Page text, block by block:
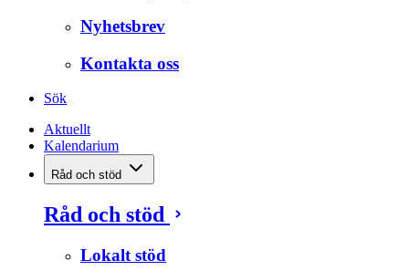
Nyhetsbrev
Kontakta oss
Sök
Aktuellt
Kalendarium
Råd och stöd
Råd och stöd
Lokalt stöd